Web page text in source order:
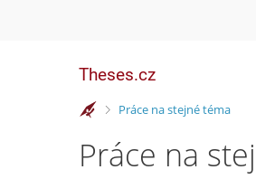
Theses.cz
>Práce na stejné téma
Práce na